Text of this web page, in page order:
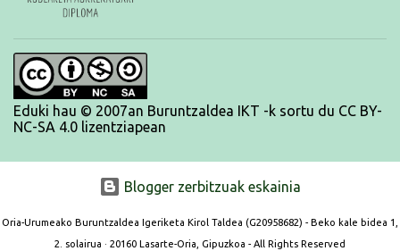
Eduki hau © 2007an Buruntzaldea IKT -k sortu du CC BY-
NC-SA 4.0 lizentziapean
Blogger zerbitzuak eskainia
Oria-Urumeako Buruntzaldea Igeriketa Kirol Taldea (G20958682) - Beko kale bidea 1,
2. solairua · 20160 Lasarte-Oria, Gipuzkoa - All Rights Reserved